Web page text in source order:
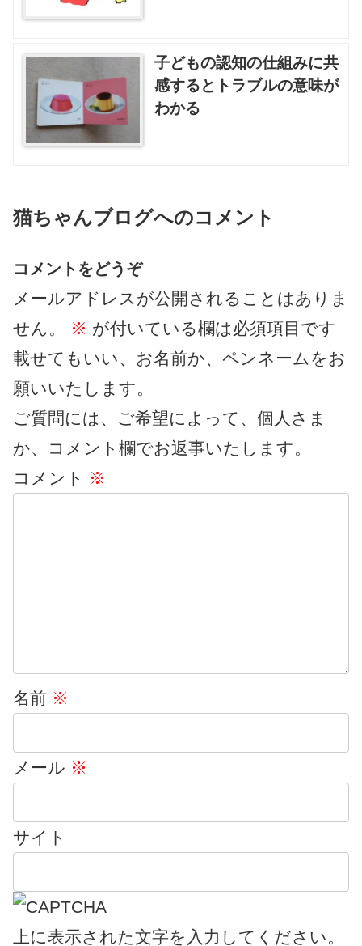
子どもの認知の仕組みに共
感するとトラブルの意味が
わかる
猫ちゃんブログへのコメント
コメントをどうぞ
メールアドレスが公開されることはありま
せん。
※ が付いている欄は必須項目です
載せてもいい、お名前か、ペンネームをお
願いいたします。
ご質問には、ご希望によって、個人さま
か、コメント欄でお返事いたします。
コメント
※
名前 ※
メール ※
サイト
上に表示された文字を入力してください。